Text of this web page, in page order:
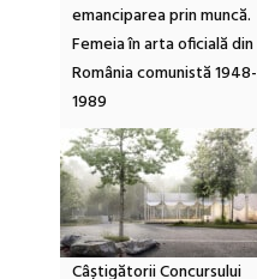
emanciparea prin muncă.
Femeia în arta oficială din
România comunistă 1948-
1989
Câștigătorii Concursului